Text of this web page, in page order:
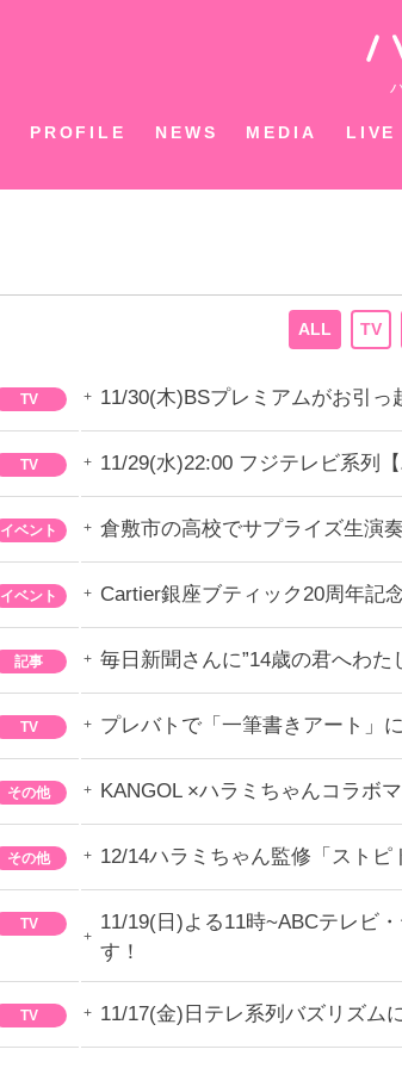
PROFILE NEWS MEDIA LIVE
ALL TV
TV 11/30(木)BSプレミアムがお引っ
TV 11/29(水)22:00 フジテレビ系列
イベント 倉敷市の高校でサプライズ生演
イベント Cartier銀座ブティック20周年記
記事 毎日新聞さんに”14歳の君へわた
TV プレバトで「一筆書きアート」
その他 KANGOL ×ハラミちゃんコラボ
その他 12/14ハラミちゃん監修「スト
TV
11/19(日)よる11時~ABCテレビ
す！
TV 11/17(金)日テレ系列バズリズム